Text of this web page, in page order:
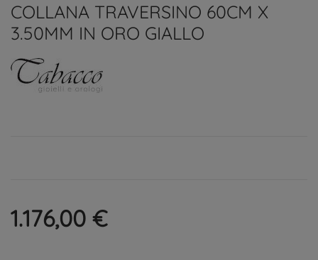
COLLANA TRAVERSINO 60CM X
3.50MM IN ORO GIALLO
1.176,00 €